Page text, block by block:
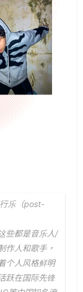
乐（post-
些都是音乐人/
作人和歌手，
个人风格鲜明
跃在国际先锋